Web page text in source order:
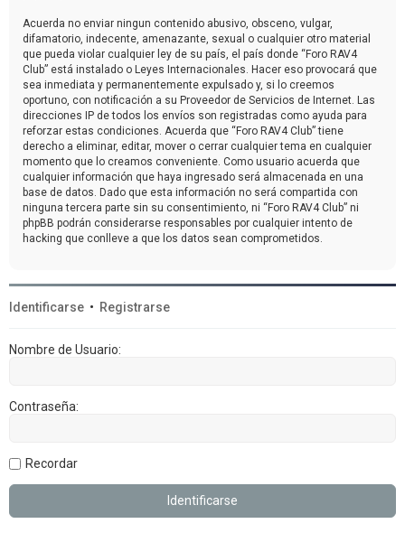
Acuerda no enviar ningun contenido abusivo, obsceno, vulgar,
difamatorio, indecente, amenazante, sexual o cualquier otro material
que pueda violar cualquier ley de su país, el país donde “Foro RAV4
Club” está instalado o Leyes Internacionales. Hacer eso provocará que
sea inmediata y permanentemente expulsado y, si lo creemos
oportuno, con notificación a su Proveedor de Servicios de Internet. Las
direcciones IP de todos los envíos son registradas como ayuda para
reforzar estas condiciones. Acuerda que “Foro RAV4 Club” tiene
derecho a eliminar, editar, mover o cerrar cualquier tema en cualquier
momento que lo creamos conveniente. Como usuario acuerda que
cualquier información que haya ingresado será almacenada en una
base de datos. Dado que esta información no será compartida con
ninguna tercera parte sin su consentimiento, ni “Foro RAV4 Club” ni
phpBB podrán considerarse responsables por cualquier intento de
hacking que conlleve a que los datos sean comprometidos.
Identificarse • Registrarse
Nombre de Usuario:
Contraseña:
Recordar